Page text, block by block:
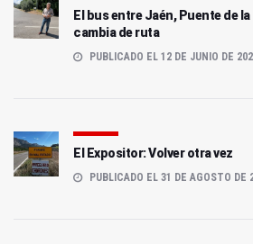
El bus entre Jaén, Puente de
cambia de ruta
PUBLICADO EL 12 DE JUNIO DE
El Expositor: Volver otra vez
PUBLICADO EL 31 DE AGOSTO DE